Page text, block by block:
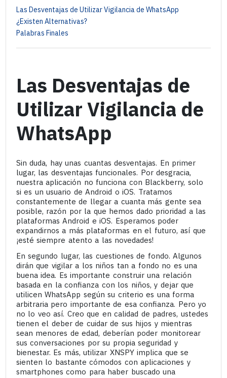
Las Desventajas de Utilizar Vigilancia de WhatsApp
¿Existen Alternativas?
Palabras Finales
Las Desventajas de
Utilizar Vigilancia de
WhatsApp
Sin duda, hay unas cuantas desventajas. En primer
lugar, las desventajas funcionales. Por desgracia,
nuestra aplicación no funciona con Blackberry, solo
si es un usuario de Android o iOS. Tratamos
constantemente de llegar a cuanta más gente sea
posible, razón por la que hemos dado prioridad a las
plataformas Android e iOS. Esperamos poder
expandirnos a más plataformas en el futuro, así que
¡esté siempre atento a las novedades!
En segundo lugar, las cuestiones de fondo. Algunos
dirán que vigilar a los niños tan a fondo no es una
buena idea. Es importante construir una relación
basada en la confianza con los niños, y dejar que
utilicen WhatsApp según su criterio es una forma
arbitraria pero importante de esa confianza. Pero yo
no lo veo así. Creo que en calidad de padres, ustedes
tienen el deber de cuidar de sus hijos y mientras
sean menores de edad, deberían poder monitorear
sus conversaciones por su propia seguridad y
bienestar. Es más, utilizar XNSPY implica que se
sienten lo bastante cómodos con aplicaciones y
smartphones como para haber buscado una